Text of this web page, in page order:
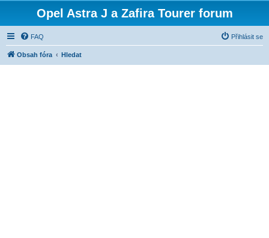
Opel Astra J a Zafira Tourer forum
FAQ Přihlásit se
Obsah fóra Hledat